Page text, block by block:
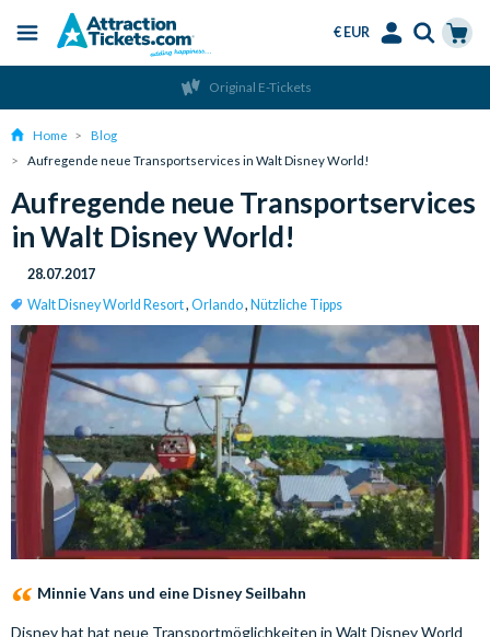
content
Menu
€ EUR
Original E-Tickets
Home
Blog
Aufregende neue Transportservices in Walt Disney World!
Aufregende neue Transportservices
in Walt Disney World!
28.07.2017
Walt Disney World Resort, Orlando, Nützliche Tipps
Minnie Vans und eine Disney Seilbahn
Disney hat hat neue Transportmöglichkeiten in Walt Disney World